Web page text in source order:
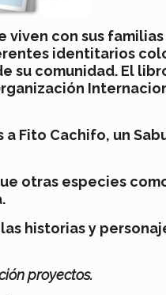
viven con sus
identitarios
su comunidad. El
a Fito Cachifo, un
otras especies
historias y
proyectos.